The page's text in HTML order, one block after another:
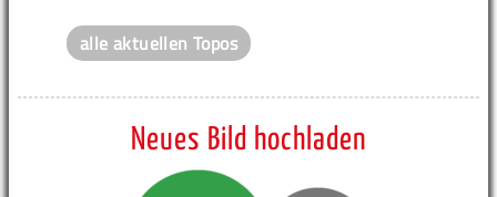
alle aktuellen Topos
Neues Bild hochladen